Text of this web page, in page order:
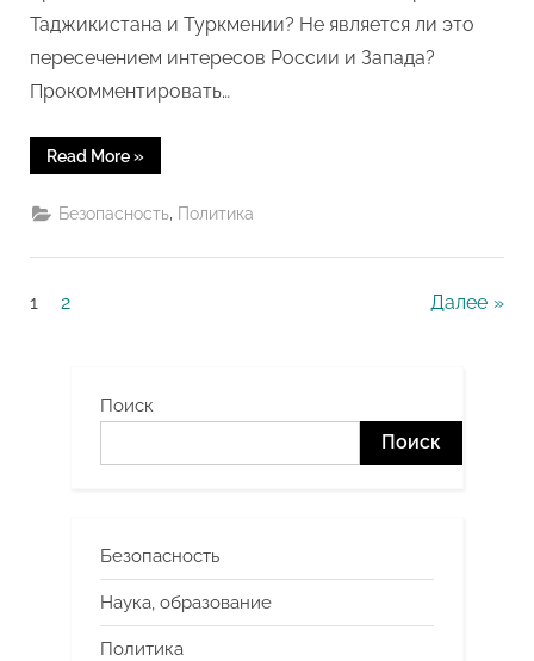
Таджикистана и Туркмении? Не является ли это
пересечением интересов России и Запада?
Прокомментировать…
Read More“Сможет
ли
повлиять
на
России
»
Безопасность Политика
Пагинация
1 2 Далее
Поиск
Поиск
Безопасность
Наука, образование
Политика